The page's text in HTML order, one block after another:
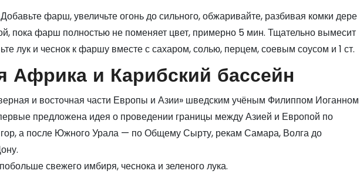
фарш, увеличьте огонь до сильного, обжаривайте, разбивая комки дере
пока фарш полностью не поменяет цвет, примерно 5 мин. Тщательно вымесит
лук и чеснок к фаршу вместе с сахаром, солью, перцем, соевым соусом и 1 ст.
Африка и Карибский бассейн
и восточная части Европы и Азии» шведским учёным Филиппом Иоганном
предложена идея о проведении границы между Азией и Европой по
гор, а после Южного Урала — по Общему Сырту, рекам Самара, Волга до
свежего имбиря, чеснока и зеленого лука.